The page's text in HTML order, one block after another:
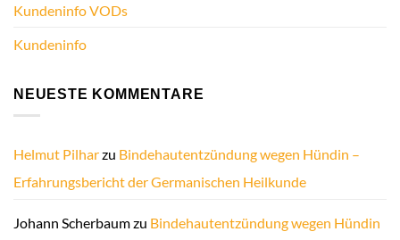
Kundeninfo VODs
Kundeninfo
NEUESTE KOMMENTARE
Helmut Pilharzu Bindehautentzündung wegen Hündin –
Erfahrungsbericht der Germanischen Heilkunde
Johann Scherbaumzu Bindehautentzündung wegen Hündin